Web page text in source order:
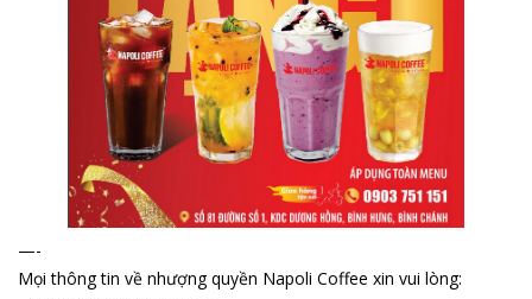
—-
Mọi thông tin về nhượng quyền Napoli Coffee xin vui lòng: